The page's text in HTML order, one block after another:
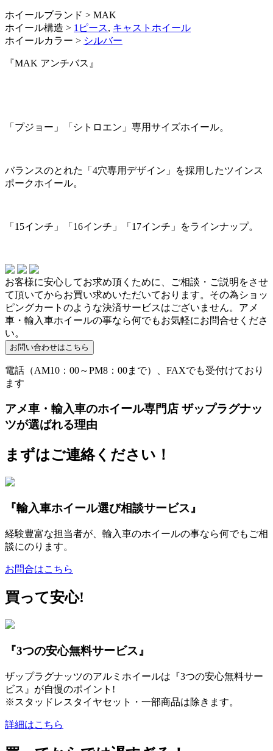
ホイールブランド > MAK
ホイール構造 > 1ピース, キャストホイール
ホイールカラー > シルバー
『MAK アンチバス』
「プジョー」「シトロエン」専用サイズホイール。
バランスのとれた「4穴専用デザイン」を採用したツインス
ポークホイール。
「15インチ」「16インチ」「17インチ」をラインナップ。
お客様に安心してお求め頂くために、ご相談・ご説明をさせ
て頂いてからお買い求めいただいております。その為ショッ
ピングカートのような決済サービスはございません。アメ
車・輸入車ホイールの事なら何でもお気軽にお問合せくださ
い。
電話（AM10：00～PM8：00まで）、FAXでも受付けており
ます
アメ車・輸入車のホイール専門店 ザップラグナッ
ツが選ばれる理由
まずはご連絡ください！
『輸入車ホイール選び相談サービス』
経験豊富な担当者が、輸入車のホイールの事なら何でもご相
談にのります。
お問合はこちら
買って安心!
『3つの安心無料サービス』
ザップラグナッツのアルミホイールは『3つの安心無料サー
ビス』が自慢のポイント!
※スタッドレスタイヤセット・一部商品は除きます。
詳細はこちら